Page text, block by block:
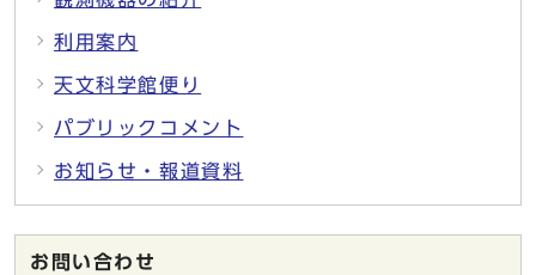
利用案内
天文科学館便り
パブリックコメント
お知らせ・報道資料
お問い合わせ